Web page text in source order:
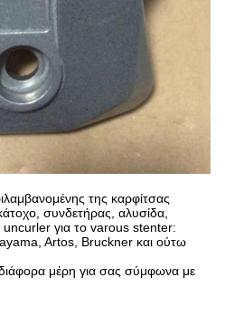
της καρφίτσας
συνδετήρας, αλυσίδα,
για το varous stenter:
Artos, Bruckner και ούτω
μέρη για σας σύμφωνα με